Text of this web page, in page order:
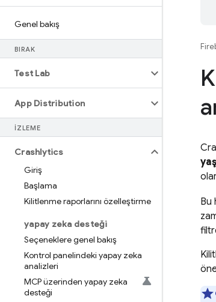
Genel bakış
BIRAK
Test Lab
App Distribution
İZLEME
Crashlytics
Giriş
Başlama
Kilitlenme raporlarını özelleştirme
yapay zeka desteği
Seçeneklere genel bakış
Kontrol panelindeki yapay zeka
analizleri
MCP üzerinden yapay zeka
desteği
Bu